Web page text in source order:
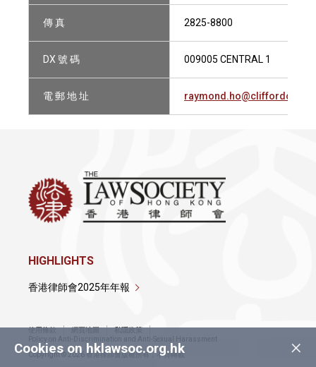
傳 真 2825-8800
DX 號 碼 009005 CENTRAL 1
電 郵 地 址
×
Cookies on hklawsoc.org.hk
HIGHLIGHTS
香港律師會2025年年報
使用條款 網頁地圖
私隱政策
Policy on Anti-Discrimination and Anti-Sexual Harassment
Copyright © 2026 香港律師會版權所有，不得轉載